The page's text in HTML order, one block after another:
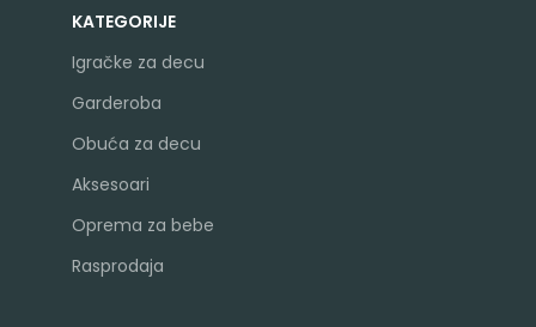
KATEGORIJE
Igračke za decu
Garderoba
Obuća za decu
Aksesoari
Oprema za bebe
Rasprodaja